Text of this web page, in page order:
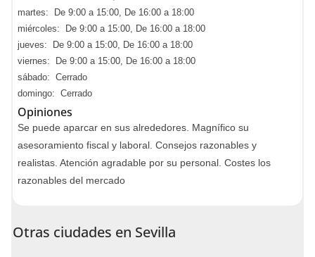
martes: De 9:00 a 15:00, De 16:00 a 18:00
miércoles: De 9:00 a 15:00, De 16:00 a 18:00
jueves: De 9:00 a 15:00, De 16:00 a 18:00
viernes: De 9:00 a 15:00, De 16:00 a 18:00
sábado: Cerrado
domingo: Cerrado
Opiniones
Se puede aparcar en sus alrededores. Magnífico su
asesoramiento fiscal y laboral. Consejos razonables y
realistas. Atención agradable por su personal. Costes los
razonables del mercado
Otras ciudades en Sevilla